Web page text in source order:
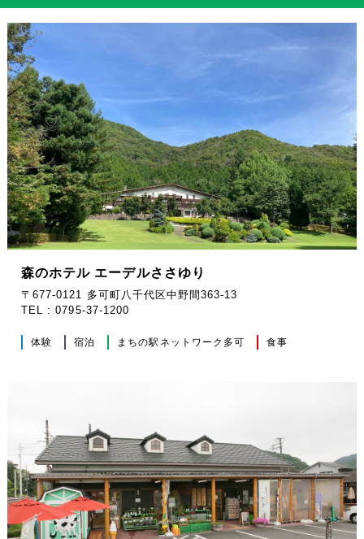
森のホテル エーデルささゆり
〒677-0121 多可町八千代区中野間363-13
TEL : 0795-37-1200
体験 宿泊 まちの駅ネットワーク多可 食事